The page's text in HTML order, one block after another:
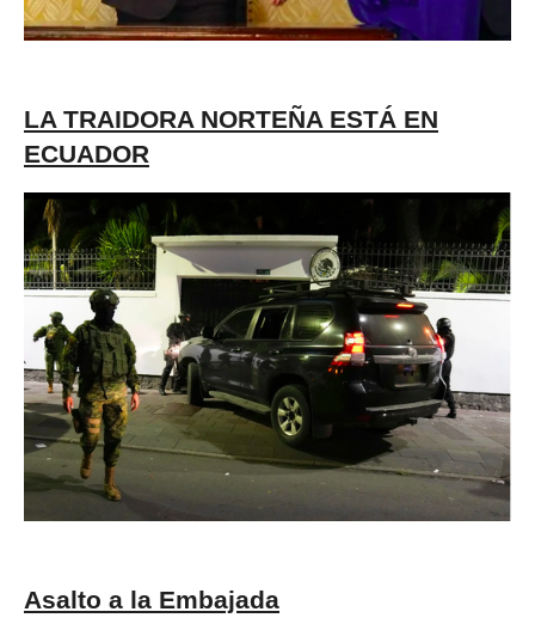
LA TRAIDORA NORTEÑA ESTÁ EN
ECUADOR
Asalto a la Embajada